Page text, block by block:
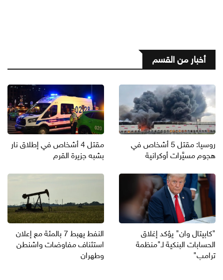
أخبار من القسم
روسيا: مقتل 5 أشخاص في
هجوم مسيَّرات أوكرانية
مقتل 4 أشخاص في إطلاق نار
بشبه جزيرة القرم
"كابيتال وان" يؤكد إغلاق
الحسابات البنكية لـ"منظمة
ترامب"
النفط يهبط 7 بالمئة مع إعلان
استئناف مفاوضات واشنطن
وطهران